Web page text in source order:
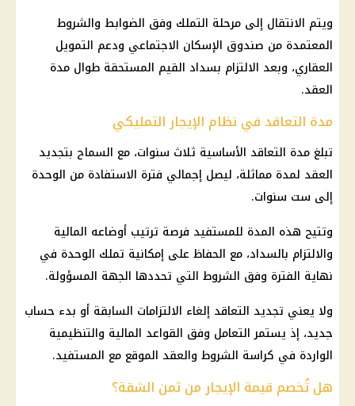
ويتم الانتقال إلى مرحلة التملك وفق الضوابط والشروط
المعتمدة من صندوق الإسكان الاجتماعي ودعم التمويل
العقاري، وبعد الالتزام بسداد القيم المستحقة طوال مدة
العقد.
مدة التعاقد في نظام الإيجار التمليكي
تبلغ مدة التعاقد الأساسية ثلاث سنوات، مع السماح بتجديد
العقد لمدة مماثلة، ليصل إجمالي فترة الاستفادة من الوحدة
إلى ست سنوات.
وتتيح هذه المدة للمستفيد فرصة ترتيب أوضاعه المالية
والالتزام بالسداد، مع الحفاظ على إمكانية تملك الوحدة في
نهاية الفترة وفق الشروط التي تحددها الجهة المسؤولة.
ولا يعني تجديد التعاقد إلغاء الالتزامات السابقة أو بدء حساب
جديد، إذ يستمر التعامل وفق القواعد المالية والتنظيمية
الواردة في كراسة الشروط والعقد الموقع مع المستفيد.
هل تُخصم قيمة الإيجار من ثمن الشقة؟